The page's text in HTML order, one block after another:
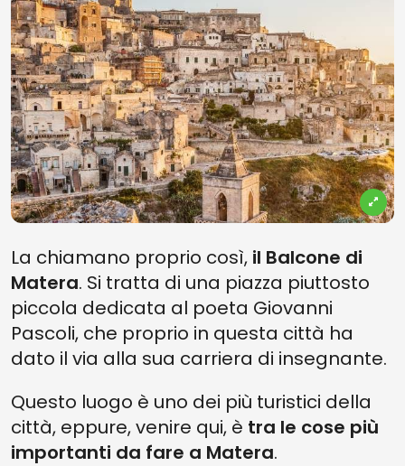
La chiamano proprio così, il Balcone di
Matera. Si tratta di una piazza piuttosto
piccola dedicata al poeta Giovanni
Pascoli, che proprio in questa città ha
dato il via alla sua carriera di insegnante.
Questo luogo è uno dei più turistici della
città, eppure, venire qui, è tra le cose più
importanti da fare a Matera.